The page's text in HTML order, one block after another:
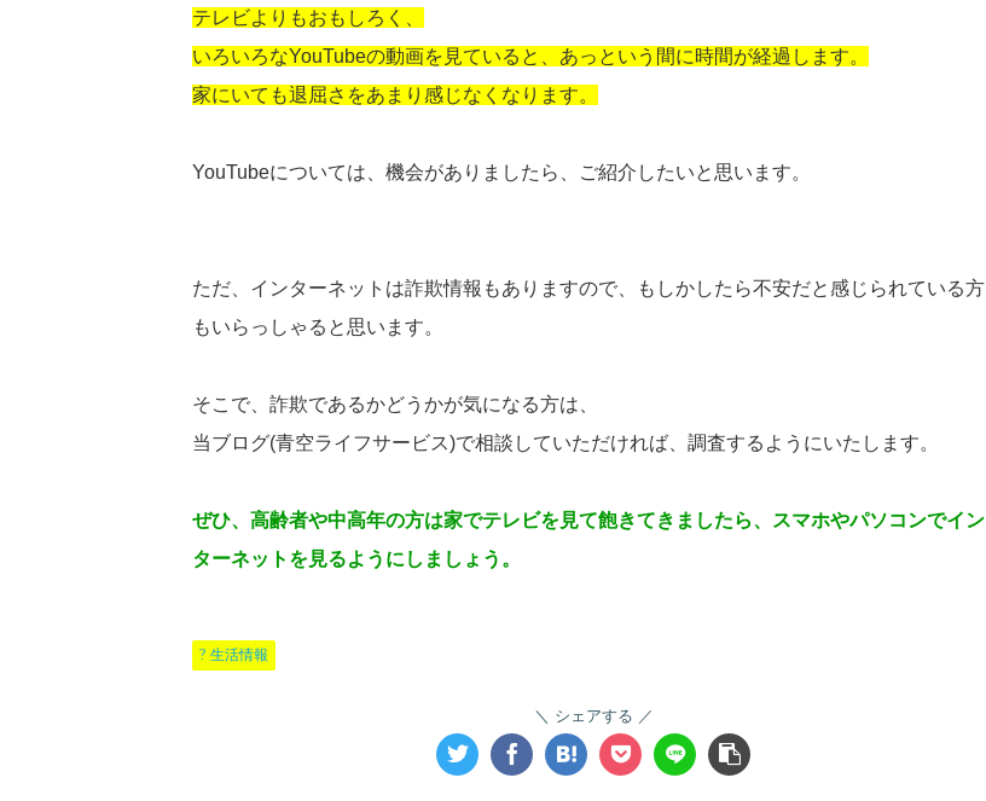
テレビよりもおもしろく、
いろいろなYouTubeの動画を見ていると、あっという間に時間が経過します。
家にいても退屈さをあまり感じなくなります。
YouTubeについては、機会がありましたら、ご紹介したいと思います。
ただ、インターネットは詐欺情報もありますので、もしかしたら不安だと感じられている方
もいらっしゃると思います。
そこで、詐欺であるかどうかが気になる方は、
当ブログ(青空ライフサービス)で相談していただければ、調査するようにいたします。
ぜひ、高齢者や中高年の方は家でテレビを見て飽きてきましたら、スマホやパソコンでイン
ターネットを見るようにしましょう。
生活情報
シェアする